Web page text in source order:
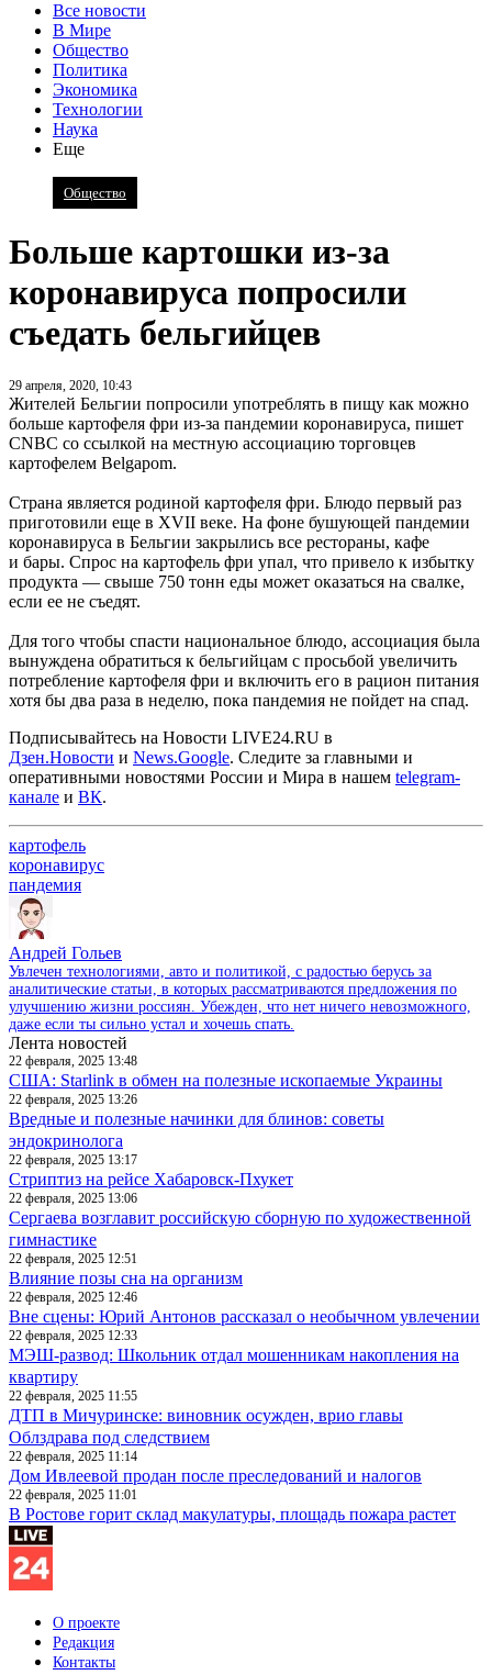
Все новости
В Мире
Общество
Политика
Экономика
Технологии
Наука
Еще
Общество
Больше картошки из-за
коронавируса попросили
съедать бельгийцев
29 апреля, 2020, 10:43
Жителей Бельгии попросили употреблять в пищу как можно
больше картофеля фри из-за пандемии коронавируса, пишет
CNBC со ссылкой на местную ассоциацию торговцев
картофелем Belgapom.
Страна является родиной картофеля фри. Блюдо первый раз
приготовили еще в XVII веке. На фоне бушующей пандемии
коронавируса в Бельгии закрылись все рестораны, кафе
и бары. Спрос на картофель фри упал, что привело к избытку
продукта — свыше 750 тонн еды может оказаться на свалке,
если ее не съедят.
Для того чтобы спасти национальное блюдо, ассоциация была
вынуждена обратиться к бельгийцам с просьбой увеличить
потребление картофеля фри и включить его в рацион питания
хотя бы два раза в неделю, пока пандемия не пойдет на спад.
Подписывайтесь на Новости LIVE24.RU в
Дзен.Новости и News.Google. Следите за главными и
оперативными новостями России и Мира в нашем telegram-
канале и ВК.
картофель
коронавирус
пандемия
Андрей Гольев
Увлечен технологиями, авто и политикой, с радостью берусь за
аналитические статьи, в которых рассматриваются предложения по
улучшению жизни россиян. Убежден, что нет ничего невозможного,
даже если ты сильно устал и хочешь спать.
Лента новостей
22 февраля, 2025 13:48
США: Starlink в обмен на полезные ископаемые Украины
22 февраля, 2025 13:26
Вредные и полезные начинки для блинов: советы
эндокринолога
22 февраля, 2025 13:17
Стриптиз на рейсе Хабаровск-Пхукет
22 февраля, 2025 13:06
Сергаева возглавит российскую сборную по художественной
гимнастике
22 февраля, 2025 12:51
Влияние позы сна на организм
22 февраля, 2025 12:46
Вне сцены: Юрий Антонов рассказал о необычном увлечении
22 февраля, 2025 12:33
МЭШ-развод: Школьник отдал мошенникам накопления на
квартиру
22 февраля, 2025 11:55
ДТП в Мичуринске: виновник осужден, врио главы
Облздрава под следствием
22 февраля, 2025 11:14
Дом Ивлеевой продан после преследований и налогов
22 февраля, 2025 11:01
В Ростове горит склад макулатуры, площадь пожара растет
О проекте
Редакция
Контакты